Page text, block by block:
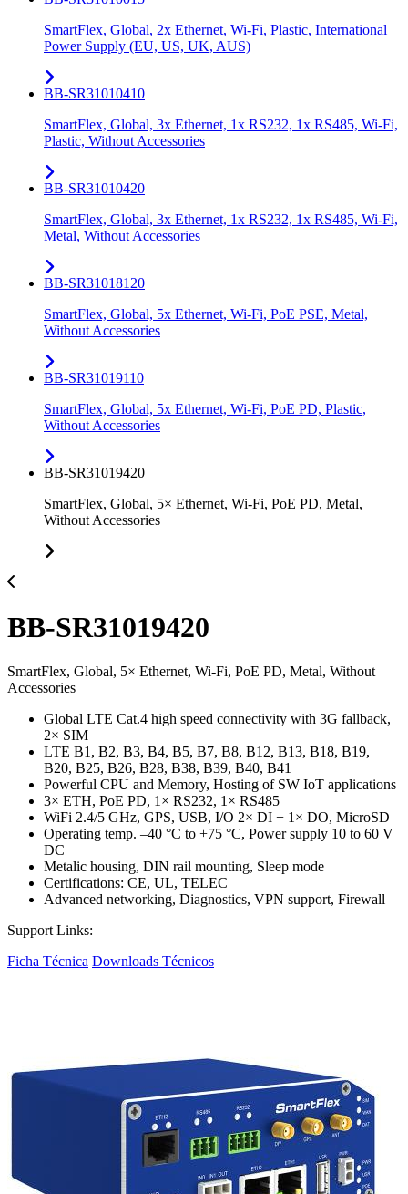
SmartFlex, Global, 2x Ethernet, Wi-Fi, Plastic, International
Power Supply (EU, US, UK, AUS)
BB-SR31010410
SmartFlex, Global, 3x Ethernet, 1x RS232, 1x RS485, Wi-Fi,
Plastic, Without Accessories
BB-SR31010420
SmartFlex, Global, 3x Ethernet, 1x RS232, 1x RS485, Wi-Fi,
Metal, Without Accessories
BB-SR31018120
SmartFlex, Global, 5x Ethernet, Wi-Fi, PoE PSE, Metal,
Without Accessories
BB-SR31019110
SmartFlex, Global, 5x Ethernet, Wi-Fi, PoE PD, Plastic,
Without Accessories
BB-SR31019420
SmartFlex, Global, 5× Ethernet, Wi-Fi, PoE PD, Metal,
Without Accessories
BB-SR31019420
SmartFlex, Global, 5× Ethernet, Wi-Fi, PoE PD, Metal, Without
Accessories
Global LTE Cat.4 high speed connectivity with 3G fallback,
2× SIM
LTE B1, B2, B3, B4, B5, B7, B8, B12, B13, B18, B19,
B20, B25, B26, B28, B38, B39, B40, B41
Powerful CPU and Memory, Hosting of SW IoT applications
3× ETH, PoE PD, 1× RS232, 1× RS485
WiFi 2.4/5 GHz, GPS, USB, I/O 2× DI + 1× DO, MicroSD
Operating temp. –40 °C to +75 °C, Power supply 10 to 60 V
DC
Metalic housing, DIN rail mounting, Sleep mode
Certifications: CE, UL, TELEC
Advanced networking, Diagnostics, VPN support, Firewall
Support Links:
Ficha Técnica Downloads Técnicos